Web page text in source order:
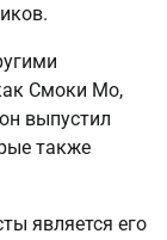
Смоки Мо,
выпустил
также
является его